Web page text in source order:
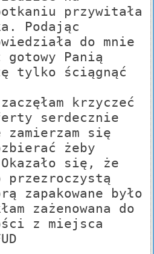
przywitała
Podając
do mnie
Panią
tylko ściągnąć
krzyczeć
serdecznie
się
żeby
się, że
zapakowane było
zażenowana do
z miejsca